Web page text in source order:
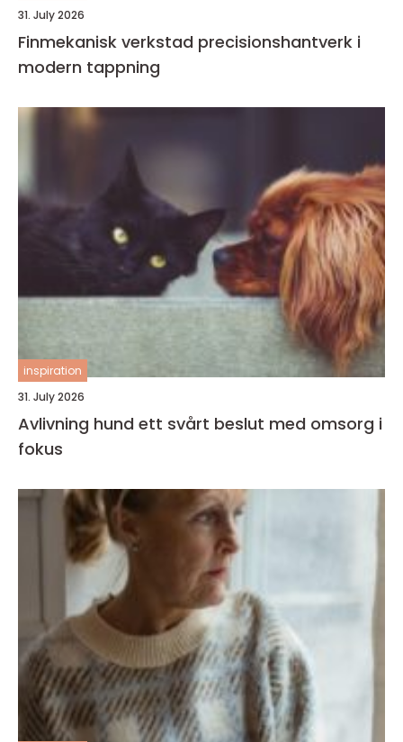
31. July 2026
Finmekanisk verkstad precisionshantverk i
modern tappning
inspiration
31. July 2026
Avlivning hund ett svårt beslut med omsorg i
fokus